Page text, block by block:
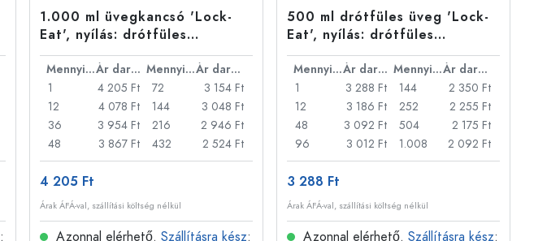
:
1.000 ml üvegkancsó 'Lock-
Eat', nyílás: drótfüles
zárófedél
Mennyiség Ár darabonként Mennyiség
Ár darabonként
1
4 205 Ft
12
4 078 Ft
36
3 954 Ft
48
3 867 Ft
72
3 154 Ft
144
3 048 Ft
216
2 946 Ft
432
2 524 Ft
4 205 Ft
Árak ÁFÁ-val, szállítási költség nélkül
Azonnal elérhető. Szállításra kész:
500 ml drótfüles üveg 'Lock-
Eat', nyílás: drótfüles
záróelem
Mennyiség Ár darabonként Mennyiség
Ár darabonként
1
3 288 Ft
12
3 186 Ft
48
3 092 Ft
96
3 012 Ft
144
2 350 Ft
252
2 255 Ft
504
2 175 Ft
1.008
2 092 Ft
3 288 Ft
Árak ÁFÁ-val, szállítási költség nélkül
Azonnal elérhető. Szállításra kész: